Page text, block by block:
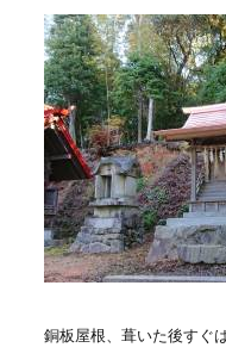
銅板屋根、葺いた後すぐ